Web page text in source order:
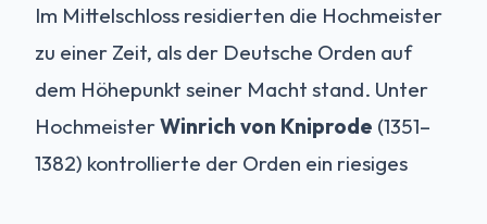
Im Mittelschloss residierten die Hochmeister
zu einer Zeit, als der Deutsche Orden auf
dem Höhepunkt seiner Macht stand. Unter
HochmeisterWinrich von Kniprode (1351–
1382) kontrollierte der Orden ein riesiges